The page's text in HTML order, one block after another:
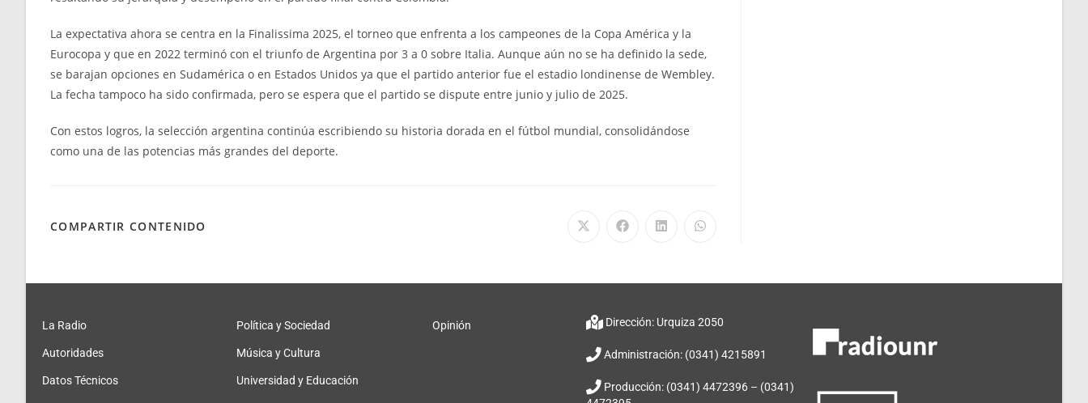
La expectativa ahora se centra en la Finalissima 2025, el torneo que enfrenta a los campeones de la Copa América y la
Eurocopa y que en 2022 terminó con el triunfo de Argentina por 3 a 0 sobre Italia. Aunque aún no se ha definido la sede,
se barajan opciones en Sudamérica o en Estados Unidos ya que el partido anterior fue el estadio londinense de Wembley.
La fecha tampoco ha sido confirmada, pero se espera que el partido se dispute entre junio y julio de 2025.
Con estos logros, la selección argentina continúa escribiendo su historia dorada en el fútbol mundial, consolidándose
como una de las potencias más grandes del deporte.
COMPARTIR CONTENIDO
La Radio
Autoridades
Datos Técnicos
Política y Sociedad
Música y Cultura
Universidad y Educación
Opinión Dirección: Urquiza 2050
Administración: (0341) 4215891
Producción: (0341) 4472396 – (0341)